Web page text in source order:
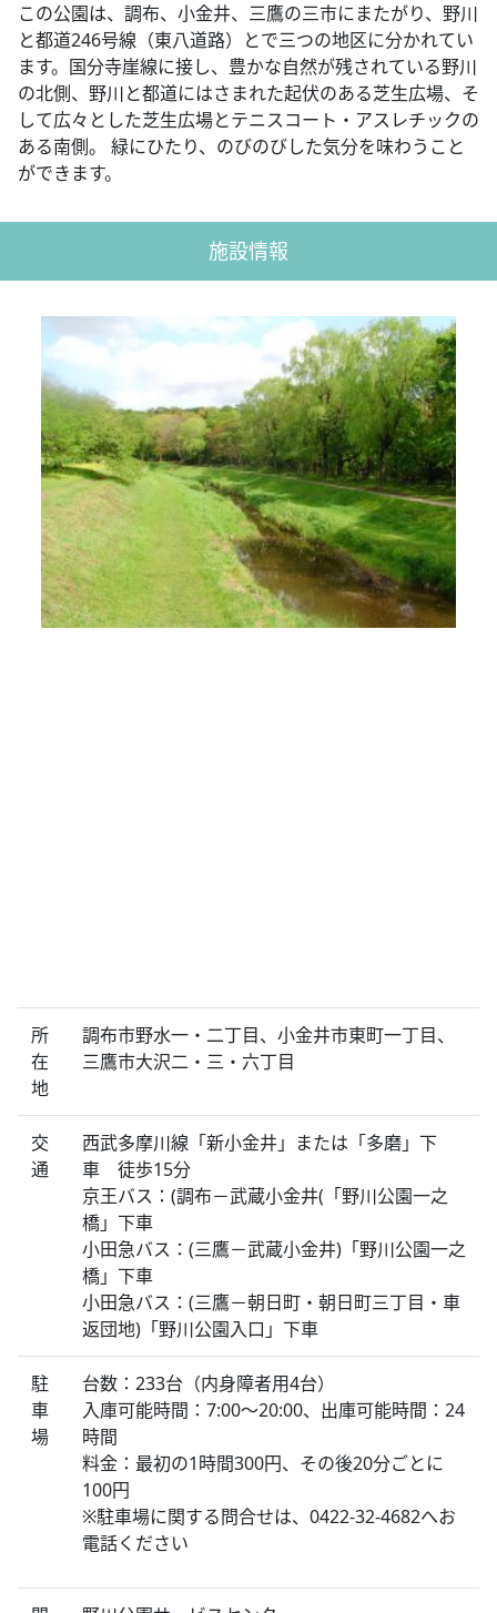
この公園は、調布、小金井、三鷹の三市にまたがり、野川
と都道246号線（東八道路）とで三つの地区に分かれてい
ます。国分寺崖線に接し、豊かな自然が残されている野川
の北側、野川と都道にはさまれた起伏のある芝生広場、そ
して広々とした芝生広場とテニスコート・アスレチックの
ある南側。 緑にひたり、のびのびした気分を味わうこと
ができます。
施設情報
所
在
地
調布市野水一・二丁目、小金井市東町一丁目、
三鷹市大沢二・三・六丁目
交
通
西武多摩川線「新小金井」または「多磨」下
車 徒歩15分
京王バス：(調布－武蔵小金井(「野川公園一之
橋」下車
小田急バス：(三鷹－武蔵小金井)「野川公園一之
橋」下車
小田急バス：(三鷹－朝日町・朝日町三丁目・車
返団地)「野川公園入口」下車
駐
車
場
台数：233台（内身障者用4台）
入庫可能時間：7:00～20:00、出庫可能時間：24
時間
料金：最初の1時間300円、その後20分ごとに
100円
※駐車場に関する問合せは、0422-32-4682へお
電話ください